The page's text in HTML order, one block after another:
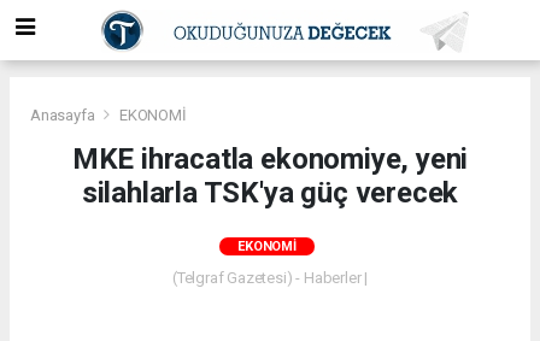
Anasayfa EKONOMİ
MKE ihracatla ekonomiye, yeni
silahlarla TSK'ya güç verecek
EKONOMİ
(Telgraf Gazetesi) - Haberler |